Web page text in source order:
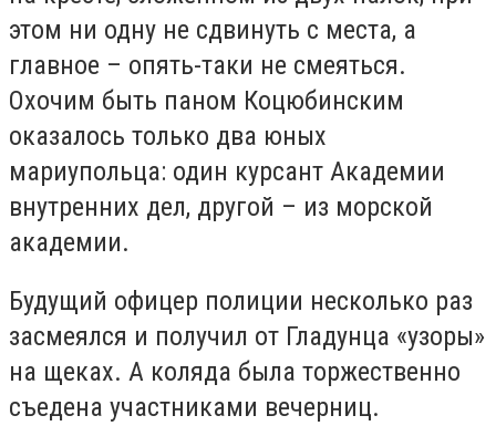
этом ни одну не сдвинуть с места, а
главное – опять-таки не смеяться.
Охочим быть паном Коцюбинским
оказалось только два юных
мариупольца: один курсант Академии
внутренних дел, другой – из морской
академии.
Будущий офицер полиции несколько раз
засмеялся и получил от Гладунца «узоры»
на щеках. А коляда была торжественно
съедена участниками вечерниц.